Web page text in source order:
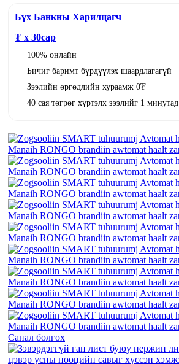
Бүх Банкны Харилцагч
₮ x 30сар
100% онлайн
Бичиг баримт бүрдүүлэх шаардлагагүй
Зээлийн өргөдлийн хураамж 0₮
40 сая төгрөг хүртэлх зээлийг 1 минутад
Санал болгох